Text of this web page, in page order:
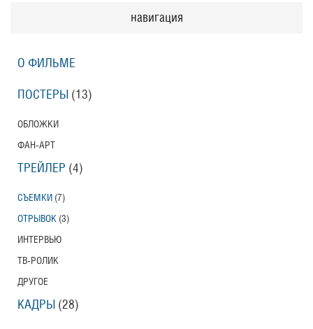
навигация
О ФИЛЬМЕ
ПОСТЕРЫ (13)
ОБЛОЖКИ
ФАН-АРТ
ТРЕЙЛЕР (4)
СЪЕМКИ (7)
ОТРЫВОК (3)
ИНТЕРВЬЮ
ТВ-РОЛИК
ДРУГОЕ
КАДРЫ (28)